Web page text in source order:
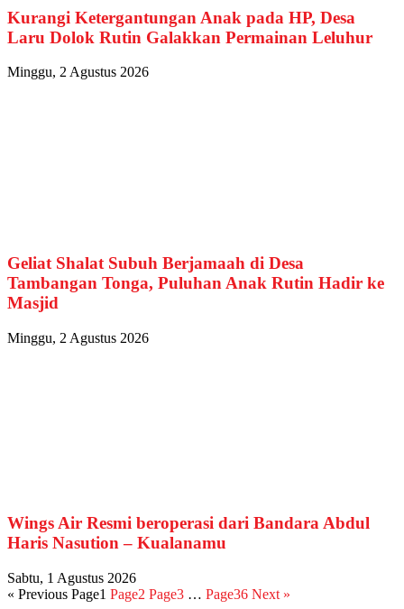
Kurangi Ketergantungan Anak pada HP, Desa
Laru Dolok Rutin Galakkan Permainan Leluhur
Minggu, 2 Agustus 2026
Geliat Shalat Subuh Berjamaah di Desa
Tambangan Tonga, Puluhan Anak Rutin Hadir ke
Masjid
Minggu, 2 Agustus 2026
Wings Air Resmi beroperasi dari Bandara Abdul
Haris Nasution – Kualanamu
Sabtu, 1 Agustus 2026
« Previous Page1 Page2 Page3 … Page36 Next »